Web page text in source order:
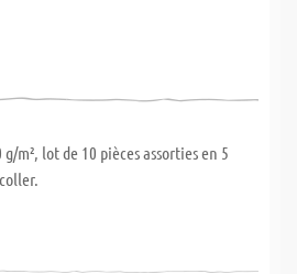
m², lot de 10 pièces assorties en 5